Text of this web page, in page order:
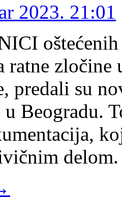
2023. 21:01
ratne
predali su
Beogradu.